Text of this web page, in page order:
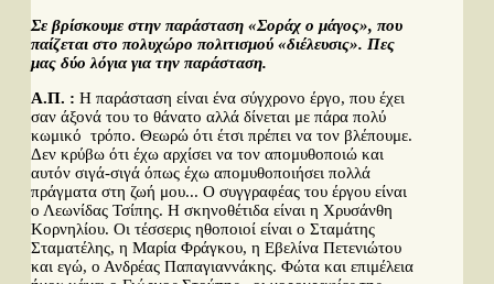
Σε βρίσκουμε στην παράσταση «Σοράχ ο μάγος», που
παίζεται στο πολυχώρο πολιτισμού «διέλευσις». Πες
μας δύο λόγια για την παράσταση.
Α.Π. : Η παράσταση είναι ένα σύγχρονο έργο, που έχει
σαν άξονά του το θάνατο αλλά δίνεται με πάρα πολύ
κωμικό τρόπο. Θεωρώ ότι έτσι πρέπει να τον βλέπουμε.
Δεν κρύβω ότι έχω αρχίσει να τον απομυθοποιώ και
αυτόν σιγά-σιγά όπως έχω απομυθοποιήσει πολλά
πράγματα στη ζωή μου... Ο συγγραφέας του έργου είναι
ο Λεωνίδας Τσίπης. Η σκηνοθέτιδα είναι η Χρυσάνθη
Κορνηλίου. Οι τέσσερις ηθοποιοί είναι ο Σταμάτης
Σταματέλης, η Μαρία Φράγκου, η Εβελίνα Πετενιώτου
και εγώ, ο Ανδρέας Παπαγιαννάκης. Φώτα και επιμέλεια